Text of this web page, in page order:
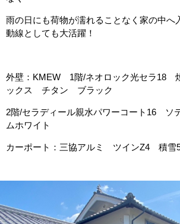
雨の日にも荷物が濡れることなく家の中へ
動線としても大活躍！
外壁：KMEW 1階/ネオロック光セラ
ックス チタン ブラック
2階/セラディール親水パワーコート16 ソ
ムホワイト
カーポート：三協アルミ ツインZ4 積雪